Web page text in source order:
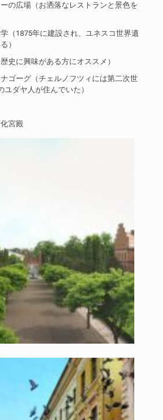
の広場（お洒落なレストランと景色を
（1875年に建設され、ユネスコ世界遺
）
史に興味がある方にオススメ）
ゴーグ（チェルノフツィには第二次世
ユダヤ人が住んでいた）
宮殿